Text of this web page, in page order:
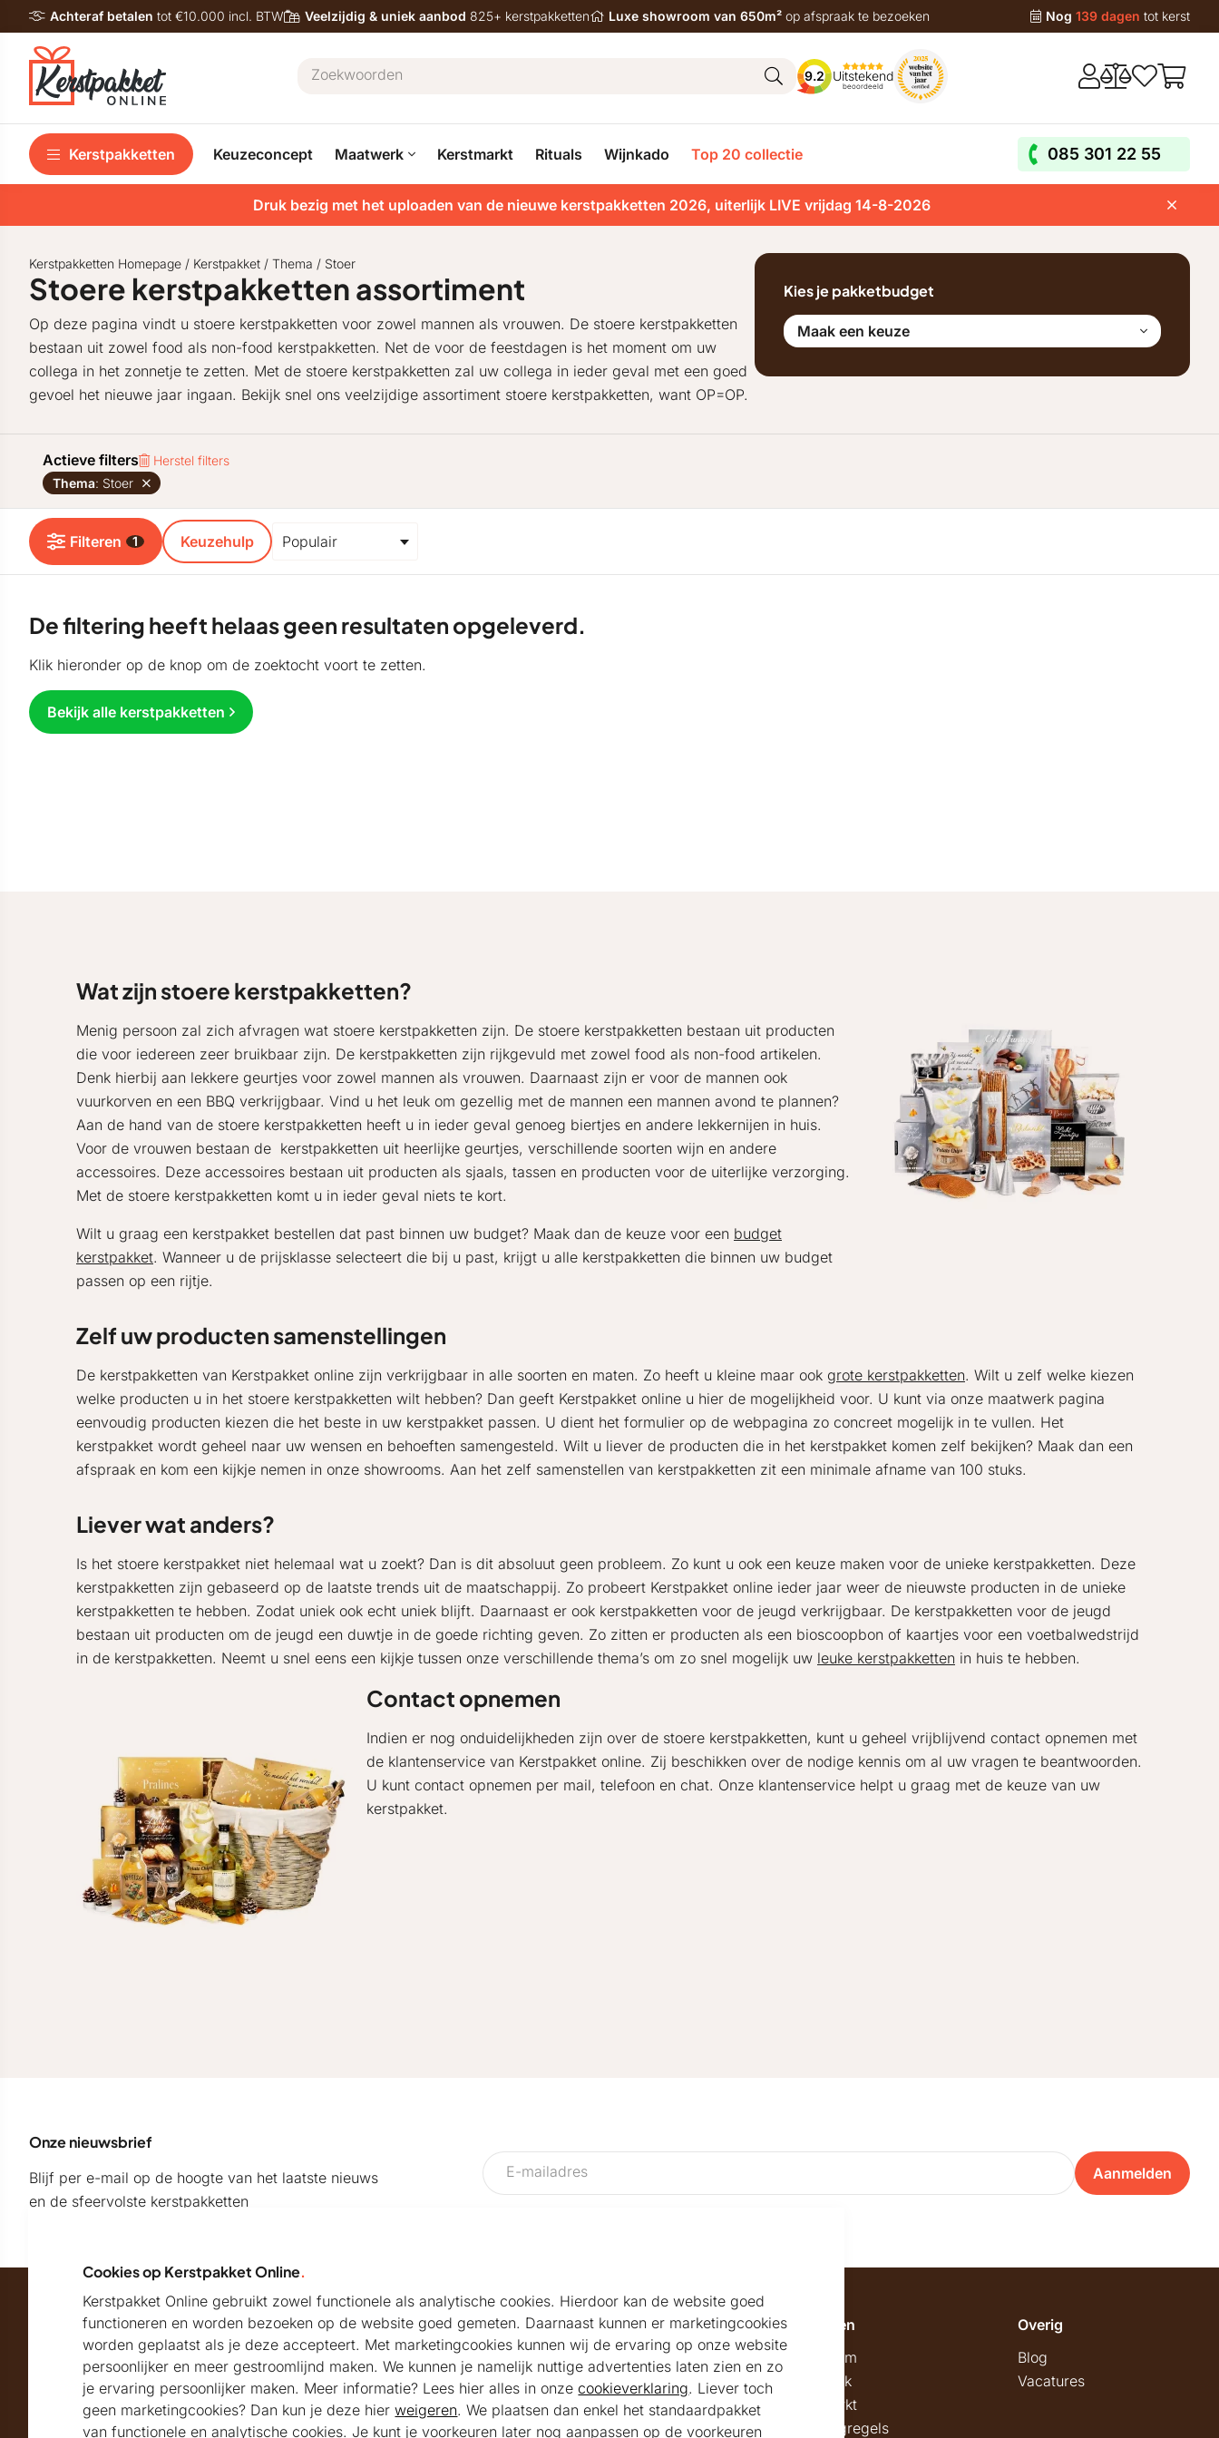
Achteraf betalen tot €10.000 incl. BTW Veelzijdig & uniek aanbod 825+ kerstpakketten Luxe showroom van 650m² op afspraak te bezoeken Nog 139 dagen tot kerst
9.2 Uitstekend
beoordeeld
Kerstpakketten Keuzeconcept Maatwerk Kerstmarkt Rituals Wijnkado Top 20 collectie 085 301 22 55
Druk bezig met het uploaden van de nieuwe kerstpakketten 2026, uiterlijk LIVE vrijdag 14-8-2026
Kerstpakketten Homepage / Kerstpakket / Thema / Stoer
Stoere kerstpakketten assortiment
Op deze pagina vindt u stoere kerstpakketten voor zowel mannen als vrouwen. De stoere kerstpakketten
bestaan uit zowel food als non-food kerstpakketten. Net de voor de feestdagen is het moment om uw
collega in het zonnetje te zetten. Met de stoere kerstpakketten zal uw collega in ieder geval met een goed
gevoel het nieuwe jaar ingaan. Bekijk snel ons veelzijdige assortiment stoere kerstpakketten, want OP=OP.
Kies je pakketbudget
Maak een keuze
Actieve filters
Herstel filters
Thema: Stoer
Filteren 1 Keuzehulp
De filtering heeft helaas geen resultaten opgeleverd.
Klik hieronder op de knop om de zoektocht voort te zetten.
Bekijk alle kerstpakketten
Wat zijn stoere kerstpakketten?
Menig persoon zal zich afvragen wat stoere kerstpakketten zijn. De stoere kerstpakketten bestaan uit producten
die voor iedereen zeer bruikbaar zijn. De kerstpakketten zijn rijkgevuld met zowel food als non-food artikelen.
Denk hierbij aan lekkere geurtjes voor zowel mannen als vrouwen. Daarnaast zijn er voor de mannen ook
vuurkorven en een BBQ verkrijgbaar. Vind u het leuk om gezellig met de mannen een mannen avond te plannen?
Aan de hand van de stoere kerstpakketten heeft u in ieder geval genoeg biertjes en andere lekkernijen in huis.
Voor de vrouwen bestaan de kerstpakketten uit heerlijke geurtjes, verschillende soorten wijn en andere
accessoires. Deze accessoires bestaan uit producten als sjaals, tassen en producten voor de uiterlijke verzorging.
Met de stoere kerstpakketten komt u in ieder geval niets te kort.
Wilt u graag een kerstpakket bestellen dat past binnen uw budget? Maak dan de keuze voor een budget
kerstpakket. Wanneer u de prijsklasse selecteert die bij u past, krijgt u alle kerstpakketten die binnen uw budget
passen op een rijtje.
Zelf uw producten samenstellingen
De kerstpakketten van Kerstpakket online zijn verkrijgbaar in alle soorten en maten. Zo heeft u kleine maar ook grote kerstpakketten. Wilt u zelf welke kiezen
welke producten u in het stoere kerstpakketten wilt hebben? Dan geeft Kerstpakket online u hier de mogelijkheid voor. U kunt via onze maatwerk pagina
eenvoudig producten kiezen die het beste in uw kerstpakket passen. U dient het formulier op de webpagina zo concreet mogelijk in te vullen. Het
kerstpakket wordt geheel naar uw wensen en behoeften samengesteld. Wilt u liever de producten die in het kerstpakket komen zelf bekijken? Maak dan een
afspraak en kom een kijkje nemen in onze showrooms. Aan het zelf samenstellen van kerstpakketten zit een minimale afname van 100 stuks.
Liever wat anders?
Is het stoere kerstpakket niet helemaal wat u zoekt? Dan is dit absoluut geen probleem. Zo kunt u ook een keuze maken voor de unieke kerstpakketten. Deze
kerstpakketten zijn gebaseerd op de laatste trends uit de maatschappij. Zo probeert Kerstpakket online ieder jaar weer de nieuwste producten in de unieke
kerstpakketten te hebben. Zodat uniek ook echt uniek blijft. Daarnaast er ook kerstpakketten voor de jeugd verkrijgbaar. De kerstpakketten voor de jeugd
bestaan uit producten om de jeugd een duwtje in de goede richting geven. Zo zitten er producten als een bioscoopbon of kaartjes voor een voetbalwedstrijd
in de kerstpakketten. Neemt u snel eens een kijkje tussen onze verschillende thema’s om zo snel mogelijk uw leuke kerstpakketten in huis te hebben.
Contact opnemen
Indien er nog onduidelijkheden zijn over de stoere kerstpakketten, kunt u geheel vrijblijvend contact opnemen met
de klantenservice van Kerstpakket online. Zij beschikken over de nodige kennis om al uw vragen te beantwoorden.
U kunt contact opnemen per mail, telefoon en chat. Onze klantenservice helpt u graag met de keuze van uw
kerstpakket.
Onze nieuwsbrief
Blijf per e-mail op de hoogte van het laatste nieuws
en de sfeervolste kerstpakketten
Aanmelden
Maatschappelijk partner van
Beoordeeld met
Uitstekend
beoordeeld
Helpdesk
Veelgestelde vragen
Klantenservice
Bel ons
Algemeen
Showroom
Maatwerk
Kerstmarkt
Belastingregels
Overig
Blog
Vacatures
Cookies op Kerstpakket Online.
Kerstpakket Online gebruikt zowel functionele als analytische cookies. Hierdoor kan de website goed
functioneren en worden bezoeken op de website goed gemeten. Daarnaast kunnen er marketingcookies
worden geplaatst als je deze accepteert. Met marketingcookies kunnen wij de ervaring op onze website
persoonlijker en meer gestroomlijnd maken. We kunnen je namelijk nuttige advertenties laten zien en zo
je ervaring persoonlijker maken. Meer informatie? Lees hier alles in onze cookieverklaring. Liever toch
geen marketingcookies? Dan kun je deze hierweigeren. We plaatsen dan enkel het standaardpakket
van functionele en analytische cookies. Je kunt je voorkeuren later nog aanpassen op de voorkeuren